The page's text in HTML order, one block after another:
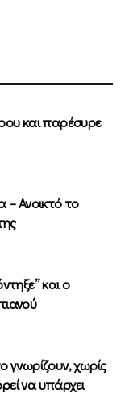
και παρέσυρε
– Ανοικτό το
και ο
γνωρίζουν, χωρίς
να υπάρχει